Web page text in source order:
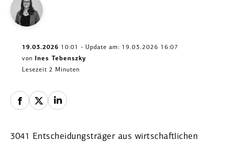
19.03.2026 10:01 - Update am: 19.03.2026 16:07
von
Ines Tebenszky
Lesezeit 2 Minuten
3041 Entschei­dungs­träger aus wirtschaft­lichen